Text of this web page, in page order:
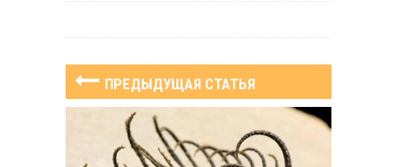
ПРЕДЫДУЩАЯ СТАТЬЯ